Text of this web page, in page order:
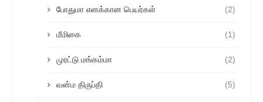
போதுமா எனக்கான பெயர்கள் (2)
மீமிகை (1)
முரட்டு மங்கம்மா (2)
வன்ம திருப்தி (5)